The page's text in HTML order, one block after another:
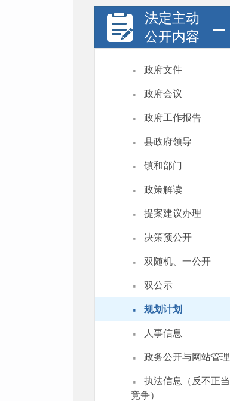
法定主动
公开内容
· 政府文件
· 政府会议
· 政府工作报告
· 县政府领导
· 镇和部门
· 政策解读
· 提案建议办理
· 决策预公开
· 双随机、一公开
· 双公示
· 规划计划
· 人事信息
· 政务公开与网站管理
·
执法信息（反不正当
竞争）